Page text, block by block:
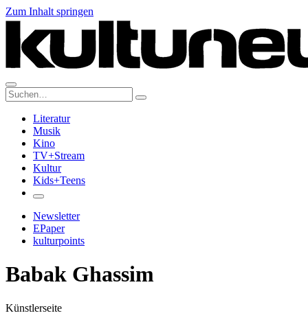
Zum Inhalt springen
Suche:
Literatur
Musik
Kino
TV+Stream
Kultur
Kids+Teens
Newsletter
EPaper
kulturpoints
Babak Ghassim
Künstlerseite